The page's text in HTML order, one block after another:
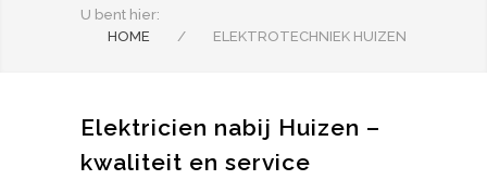
U bent hier:
HOME
/ ELEKTROTECHNIEK HUIZEN
Elektricien nabij Huizen –
kwaliteit en service